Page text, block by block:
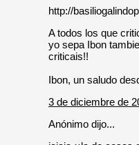
http://
A todos los que
yo sepa Ibon
criticais!!
Ibon, un saludo
3 de diciembre de
Anónimo dijo...